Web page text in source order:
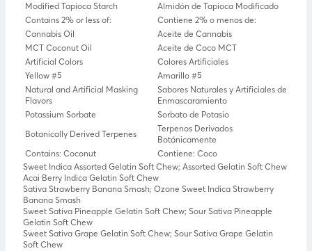
Modified Tapioca Starch
Almidón de Tapioca Modificado
Contains 2% or less of:
Contiene 2% o menos de:
Cannabis Oil
Aceite de Cannabis
MCT Coconut Oil
Aceite de Coco MCT
Artificial Colors
Colores Artificiales
Yellow #5
Amarillo #5
Natural and Artificial Masking
Flavors
Sabores Naturales y Artificiales de
Enmascaramiento
Potassium Sorbate
Sorbato de Potasio
Botanically Derived Terpenes
Terpenos Derivados
Botánicamente
Contains: Coconut
Contiene: Coco
Sweet Indica Assorted Gelatin Soft Chew; Assorted Gelatin Soft Chew
Acai Berry Indica Gelatin Soft Chew
Sativa Strawberry Banana Smash; Ozone Sweet Indica Strawberry
Banana Smash
Sweet Sativa Pineapple Gelatin Soft Chew; Sour Sativa Pineapple
Gelatin Soft Chew
Sweet Sativa Grape Gelatin Soft Chew; Sour Sativa Grape Gelatin
Soft Chew